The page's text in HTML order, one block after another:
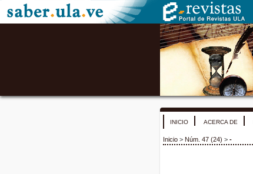
INICIO ACERCA DE
Inicio > Núm. 47 (24) > -